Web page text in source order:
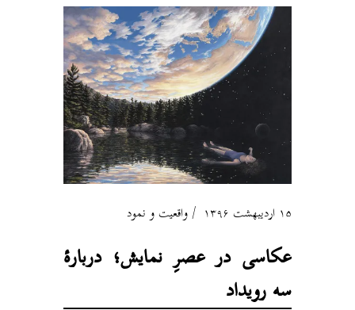
۱۵ اردیبهشت ۱۳۹۶ واقعیت و نمود
عکاسی در عصرِ نمایش؛ دربارهٔ
سه رویداد